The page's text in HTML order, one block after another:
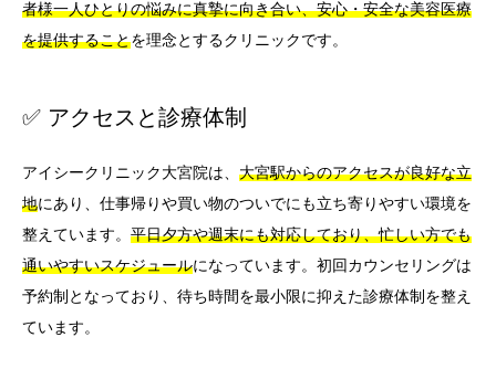
者様一人ひとりの悩みに真摯に向き合い、安心・安全な美容医療
を提供することを理念とするクリニックです。
✅ アクセスと診療体制
アイシークリニック大宮院は、 大宮駅からのアクセスが良好な立
地にあり、仕事帰りや買い物のついでにも立ち寄りやすい環境を
整えています。 平日夕方や週末にも対応しており、忙しい方でも
通いやすいスケジュールになっています。初回カウンセリングは
予約制となっており、待ち時間を最小限に抑えた診療体制を整え
ています。